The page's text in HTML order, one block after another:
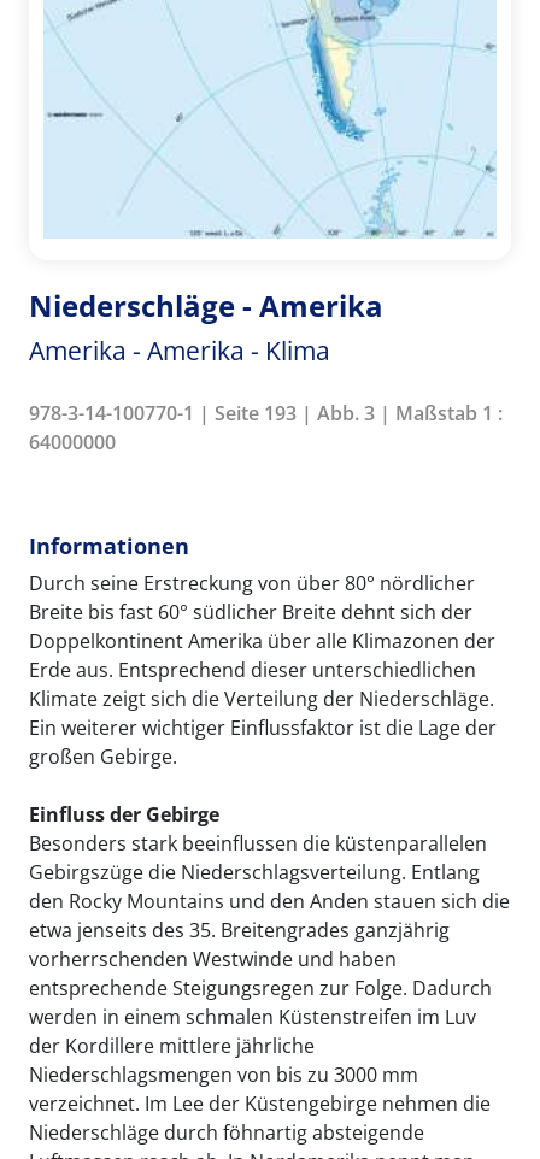
Niederschläge - Amerika
Amerika - Amerika - Klima
978-3-14-100770-1 | Seite 193 | Abb. 3 | Maßstab 1 :
64000000
Informationen
Durch seine Erstreckung von über 80° nördlicher
Breite bis fast 60° südlicher Breite dehnt sich der
Doppelkontinent Amerika über alle Klimazonen der
Erde aus. Entsprechend dieser unterschiedlichen
Klimate zeigt sich die Verteilung der Niederschläge.
Ein weiterer wichtiger Einflussfaktor ist die Lage der
großen Gebirge.
Einfluss der Gebirge
Besonders stark beeinflussen die küstenparallelen
Gebirgszüge die Niederschlagsverteilung. Entlang
den Rocky Mountains und den Anden stauen sich die
etwa jenseits des 35. Breitengrades ganzjährig
vorherrschenden Westwinde und haben
entsprechende Steigungsregen zur Folge. Dadurch
werden in einem schmalen Küstenstreifen im Luv
der Kordillere mittlere jährliche
Niederschlagsmengen von bis zu 3000 mm
verzeichnet. Im Lee der Küstengebirge nehmen die
Niederschläge durch föhnartig absteigende